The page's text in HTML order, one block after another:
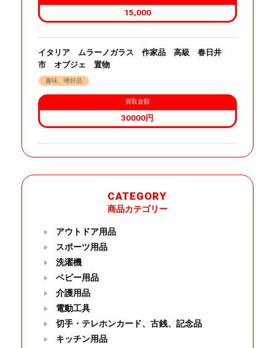
15,000
イタリア ムラーノガラス 作家品 高級 春日井
市 オブジェ 置物
趣味、嗜好品
買取金額
30000円
CATEGORY
商品カテゴリー
アウトドア用品
スポーツ用品
洗濯機
ベビー用品
介護用品
電動工具
切手・テレホンカード、古銭、記念品
キッチン用品